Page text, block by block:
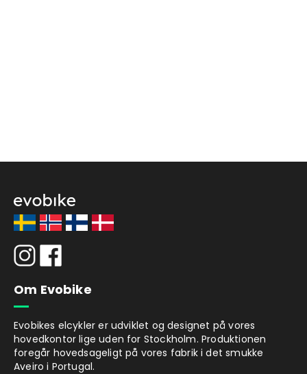
Om Evobike
Evobikes elcykler er udviklet og designet på vores
hovedkontor lige uden for Stockholm. Produktionen
foregår hovedsageligt på vores fabrik i det smukke
Aveiro i Portugal.